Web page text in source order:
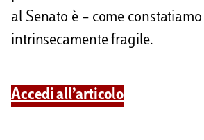
al Senato è – come
intrinsecamente fragile.
Accedi all’articolo